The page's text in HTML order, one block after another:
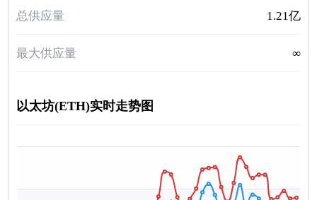
总供应量 1.21亿
最大供应量 ∞
以太坊(ETH)实时走势图